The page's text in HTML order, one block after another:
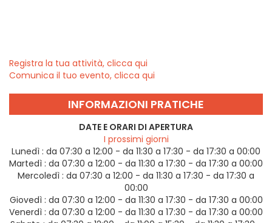
Registra la tua attività, clicca qui
Comunica il tuo evento, clicca qui
INFORMAZIONI PRATICHE
DATE E ORARI DI APERTURA
I prossimi giorni
Lunedì : da 07:30 a 12:00 - da 11:30 a 17:30 - da 17:30 a 00:00
Martedì : da 07:30 a 12:00 - da 11:30 a 17:30 - da 17:30 a 00:00
Mercoledì : da 07:30 a 12:00 - da 11:30 a 17:30 - da 17:30 a
00:00
Giovedì : da 07:30 a 12:00 - da 11:30 a 17:30 - da 17:30 a 00:00
Venerdì : da 07:30 a 12:00 - da 11:30 a 17:30 - da 17:30 a 00:00